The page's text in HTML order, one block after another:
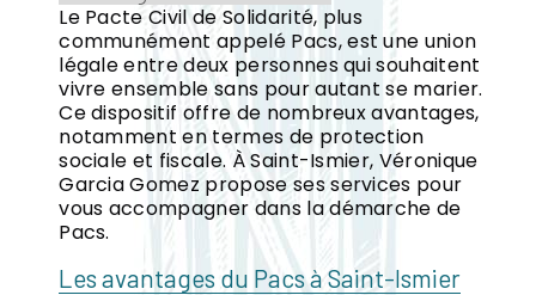
Le Pacte Civil de Solidarité, plus
communément appelé Pacs, est une union
légale entre deux personnes qui souhaitent
vivre ensemble sans pour autant se marier.
Ce dispositif offre de nombreux avantages,
notamment en termes de protection
sociale et fiscale. À Saint-Ismier, Véronique
Garcia Gomez propose ses services pour
vous accompagner dans la démarche de
Pacs.
Les avantages du Pacs à Saint-Ismier